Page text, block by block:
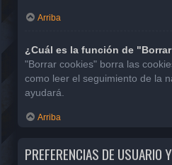
Arriba
¿Cuál es la función de
"Borrar cookies" borra las
como leer el seguimiento de la
ayudará.
Arriba
PREFERENCIAS DE USUARIO